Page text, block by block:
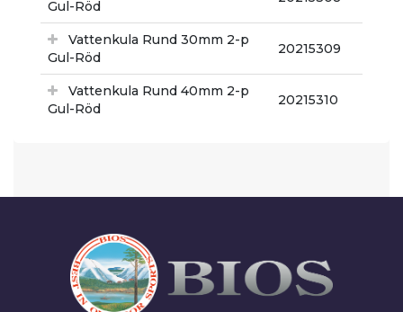
Gul-Röd
Vattenkula Rund 30mm 2-p
Gul-Röd
20215309
Vattenkula Rund 40mm 2-p
Gul-Röd
20215310